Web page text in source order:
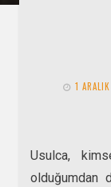
1
Usulca,
olduğumdan